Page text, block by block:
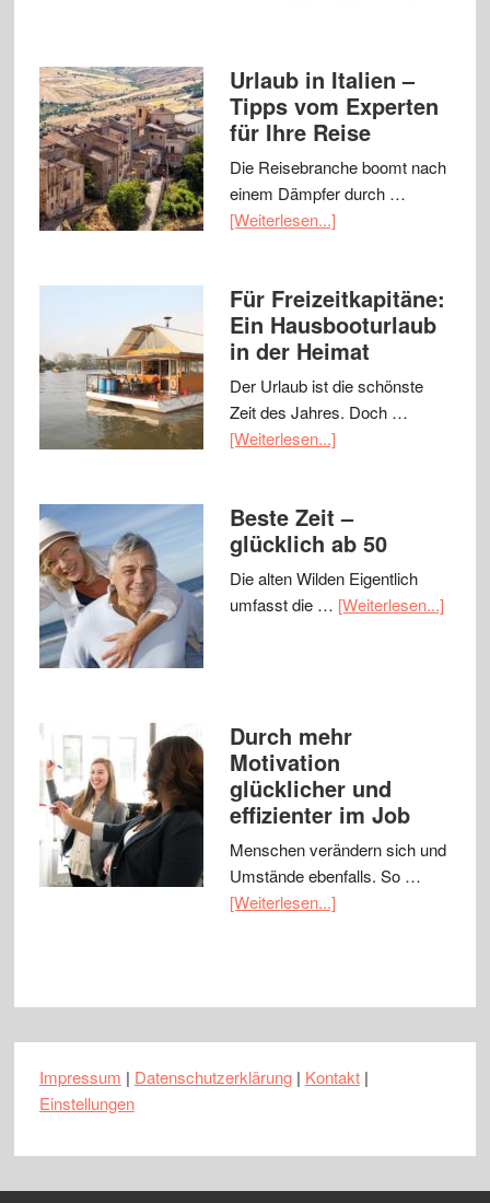
Urlaub in Italien –
Tipps vom Experten
für Ihre Reise
Die Reisebranche boomt nach
einem Dämpfer durch …
[Weiterlesen...]
Für Freizeitkapitäne:
Ein Hausbooturlaub
in der Heimat
Der Urlaub ist die schönste
Zeit des Jahres. Doch …
[Weiterlesen...]
Beste Zeit –
glücklich ab 50
Die alten Wilden Eigentlich
umfasst die … [Weiterlesen...]
Durch mehr
Motivation
glücklicher und
effizienter im Job
Menschen verändern sich und
Umstände ebenfalls. So …
[Weiterlesen...]
Impressum | Datenschutzerklärung| Kontakt|
Einstellungen